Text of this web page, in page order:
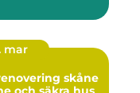
mar
skåne